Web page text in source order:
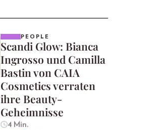
PEOPLE
Scandi Glow: Bianca
Ingrosso und Camilla
Bastin von CAIA
Cosmetics verraten
ihre Beauty-
Geheimnisse
4 Min.